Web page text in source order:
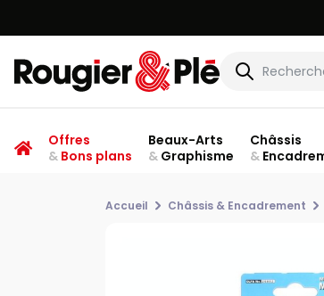
Offres
&Bons plans
Beaux-Arts
&Graphisme
Châssis
&
Accueil Châssis & Encadrement